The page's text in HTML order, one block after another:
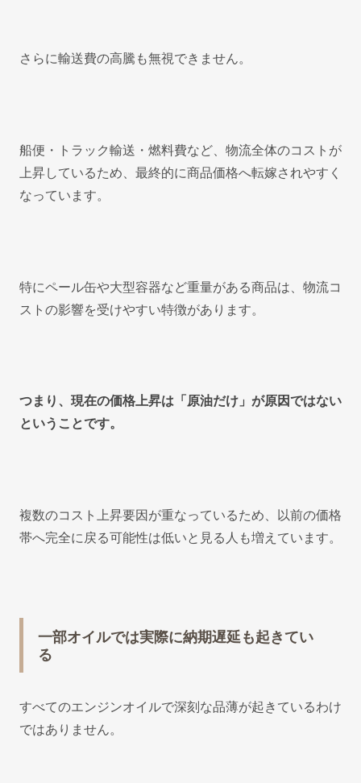
さらに輸送費の高騰も無視できません。
船便・トラック輸送・燃料費など、物流全体のコストが
上昇しているため、最終的に商品価格へ転嫁されやすく
なっています。
特にペール缶や大型容器など重量がある商品は、物流コ
ストの影響を受けやすい特徴があります。
つまり、現在の価格上昇は「原油だけ」が原因ではない
ということです。
複数のコスト上昇要因が重なっているため、以前の価格
帯へ完全に戻る可能性は低いと見る人も増えています。
一部オイルでは実際に納期遅延も起きてい
る
すべてのエンジンオイルで深刻な品薄が起きているわけ
ではありません。